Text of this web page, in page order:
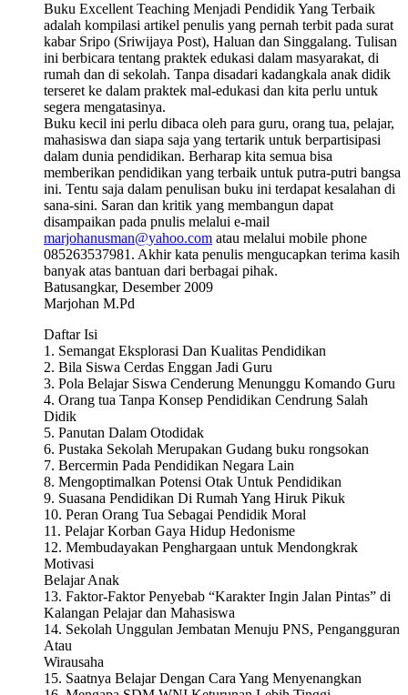
Buku Excellent Teaching Menjadi Pendidik Yang Terbaik
adalah kompilasi artikel penulis yang pernah terbit pada surat
kabar Sripo (Sriwijaya Post), Haluan dan Singgalang. Tulisan
ini berbicara tentang praktek edukasi dalam masyarakat, di
rumah dan di sekolah. Tanpa disadari kadangkala anak didik
terseret ke dalam praktek mal-edukasi dan kita perlu untuk
segera mengatasinya.
Buku kecil ini perlu dibaca oleh para guru, orang tua, pelajar,
mahasiswa dan siapa saja yang tertarik untuk berpartisipasi
dalam dunia pendidikan. Berharap kita semua bisa
memberikan pendidikan yang terbaik untuk putra-putri bangsa
ini. Tentu saja dalam penulisan buku ini terdapat kesalahan di
sana-sini. Saran dan kritik yang membangun dapat
disampaikan pada pnulis melalui e-mail
marjohanusman@yahoo.com atau melalui mobile phone
085263537981. Akhir kata penulis mengucapkan terima kasih
banyak atas bantuan dari berbagai pihak.
Batusangkar, Desember 2009
Marjohan M.Pd
Daftar Isi
1. Semangat Eksplorasi Dan Kualitas Pendidikan
2. Bila Siswa Cerdas Enggan Jadi Guru
3. Pola Belajar Siswa Cenderung Menunggu Komando Guru
4. Orang tua Tanpa Konsep Pendidikan Cendrung Salah
Didik
5. Panutan Dalam Otodidak
6. Pustaka Sekolah Merupakan Gudang buku rongsokan
7. Bercermin Pada Pendidikan Negara Lain
8. Mengoptimalkan Potensi Otak Untuk Pendidikan
9. Suasana Pendidikan Di Rumah Yang Hiruk Pikuk
10. Peran Orang Tua Sebagai Pendidik Moral
11. Pelajar Korban Gaya Hidup Hedonisme
12. Membudayakan Penghargaan untuk Mendongkrak
Motivasi
Belajar Anak
13. Faktor-Faktor Penyebab “Karakter Ingin Jalan Pintas” di
Kalangan Pelajar dan Mahasiswa
14. Sekolah Unggulan Jembatan Menuju PNS, Pengangguran
Atau
Wirausaha
15. Saatnya Belajar Dengan Cara Yang Menyenangkan